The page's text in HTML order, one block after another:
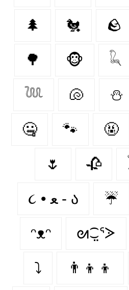
🌲 🐔 🪨
🌳 🐵 𓆗
𓆙 🐚 ⛄
🤐 🐾 🤬
🌷 🥀
૮ • ﻌ - ა⁩ ☔
ᵔᴥᵔ ᘛ⁐̤ᕐᐷ
⤵ 👨‍👦‍👦